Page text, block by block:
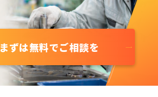
まずは無料でご相談を